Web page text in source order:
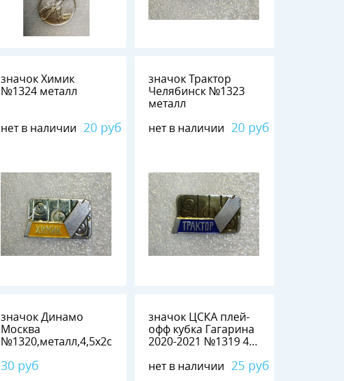
значок Химик
№1324 металл
нет в наличии 20 руб
значок Трактор
Челябинск №1323
металл
нет в наличии 20 руб
значок Динамо
Москва
№1320,металл,4,5х2см
30 руб
значок ЦСКА плей-
офф кубка Гагарина
2020-2021 №1319 4
нет в наличии 25 руб